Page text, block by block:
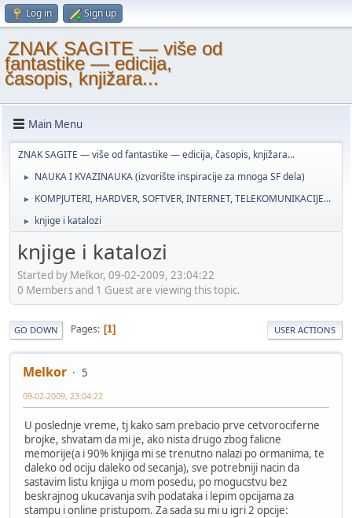
Log in Sign up
ZNAK SAGITE — više od
fantastike — edicija,
časopis, knjižara...
Main Menu
ZNAK SAGITE — više od fantastike — edicija, časopis, knjižara...
► NAUKA I KVAZINAUKA (izvorište inspiracije za mnoga SF dela)
► KOMPJUTERI, HARDVER, SOFTVER, INTERNET, TELEKOMUNIKACIJE...
► knjige i katalozi
knjige i katalozi
Started by Melkor, 09-02-2009, 23:04:22
0 Members and 1 Guest are viewing this topic.
GO DOWN Pages 1 USER ACTIONS
Melkor 5
09-02-2009, 23:04:22
U poslednje vreme, tj kako sam prebacio prve cetvorociferne
brojke, shvatam da mi je, ako nista drugo zbog falicne
memorije(a i 90% knjiga mi se trenutno nalazi po ormanima, te
daleko od ociju daleko od secanja), sve potrebniji nacin da
sastavim listu knjiga u mom posedu, po mogucstvu bez
beskrajnog ukucavanja svih podataka i lepim opcijama za
stampu i online pristupom. Za sada su mi u igri 2 opcije: